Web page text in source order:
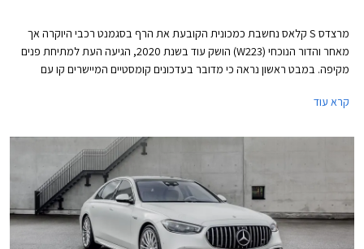
מרצדס S קלאס נחשבת כמכונית הקובעת את הרף בסגמנט רכבי היוקרה אך
מאחר והדור הנוכחי (W223) הושק עוד בשנת 2020, הגיעה העת למתיחת פנים
מקיפה. במבט ראשון נראה כי מדובר בעדכונים קומסטיים המיישרים קו עם
ושלל שינויים עמוקים ומהותיים.
קרא עוד